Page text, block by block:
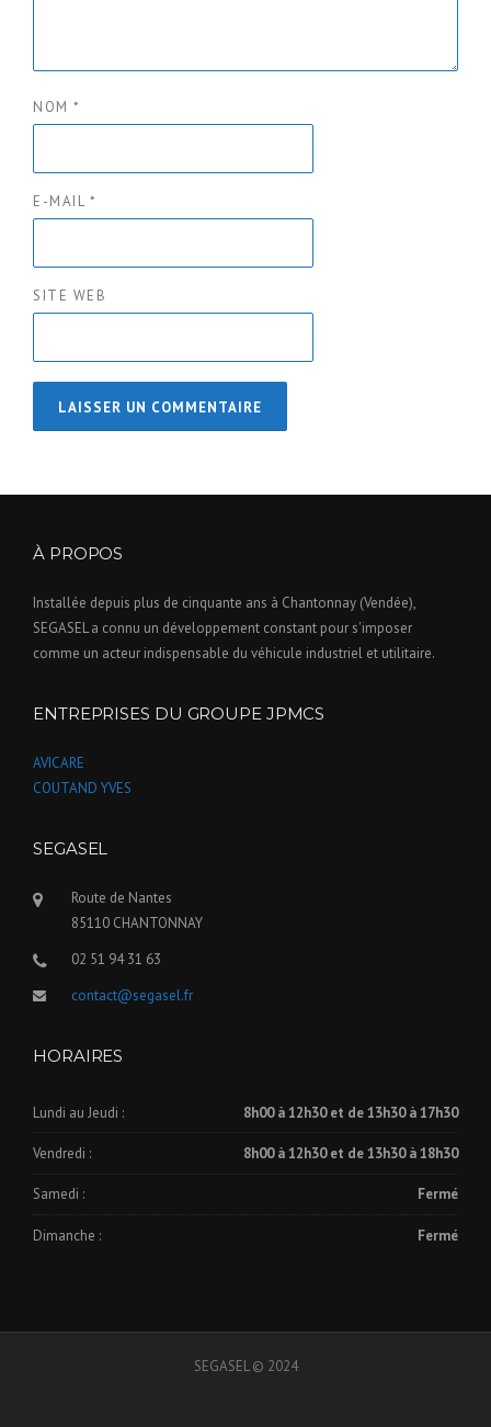
NOM *
E-MAIL *
SITE WEB
À PROPOS
Installée depuis plus de cinquante ans à Chantonnay (Vendée),
SEGASEL a connu un développement constant pour s'imposer
comme un acteur indispensable du véhicule industriel et utilitaire.
ENTREPRISES DU GROUPE JPMCS
AVICARE
COUTAND YVES
SEGASEL
Route de Nantes
85110 CHANTONNAY
02 51 94 31 63
contact@segasel.fr
HORAIRES
Lundi au Jeudi : 8h00 à 12h30 et de 13h30 à 17h30
Vendredi : 8h00 à 12h30 et de 13h30 à 18h30
Samedi : Fermé
Dimanche : Fermé
SEGASEL © 2024